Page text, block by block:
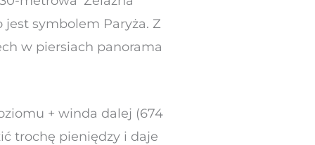
jest symbolem Paryża. Z
w piersiach panorama
+ winda dalej (674
trochę pieniędzy i daje